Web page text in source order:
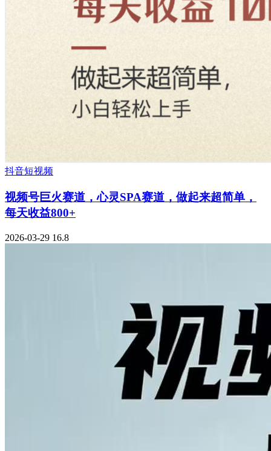
抖音短视频
视频号巨火赛道，心灵SPA赛道，做起来超简单，
每天收益800+
2026-03-29 16.8